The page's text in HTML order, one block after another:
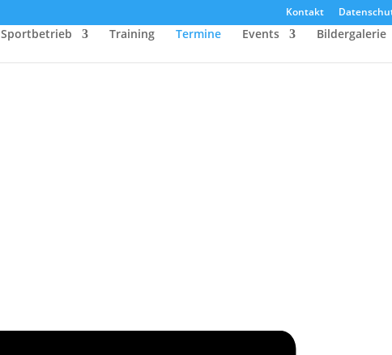
Kontakt
Sportbetrieb Training Termine Events Bildergalerie